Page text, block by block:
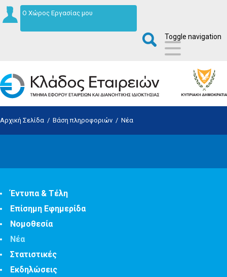
Ο Χώρος Εργασίας μου
Toggle navigation
Αρχική Σελίδα / Βάση πληροφοριών / Νέα
Έντυπα & Τέλη
Επίσημη Εφημερίδα
Νομοθεσία
Νέα
Στατιστικές
Εκδηλώσεις